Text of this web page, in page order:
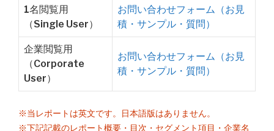
1名閲覧用
（Single User）
お問い合わせフォーム（お見
積・サンプル・質問）
企業閲覧用
（Corporate
User）
お問い合わせフォーム（お見
積・サンプル・質問）
※当レポートは英文です。日本語版はありません。
※下記記載のレポート概要・目次・セグメント項目・企業名